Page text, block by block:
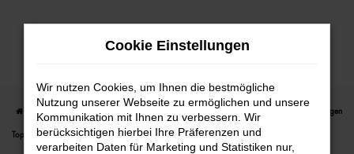
Zum
Startseite Rostock VW VW T-Cross für Rostock Gebrauchtwagen
Top Angebote
Cookie Einstellungen
Wir nutzen Cookies, um Ihnen die bestmögliche
Nutzung unserer Webseite zu ermöglichen und unsere
Kommunikation mit Ihnen zu verbessern. Wir
berücksichtigen hierbei Ihre Präferenzen und
verarbeiten Daten für Marketing und Statistiken nur,